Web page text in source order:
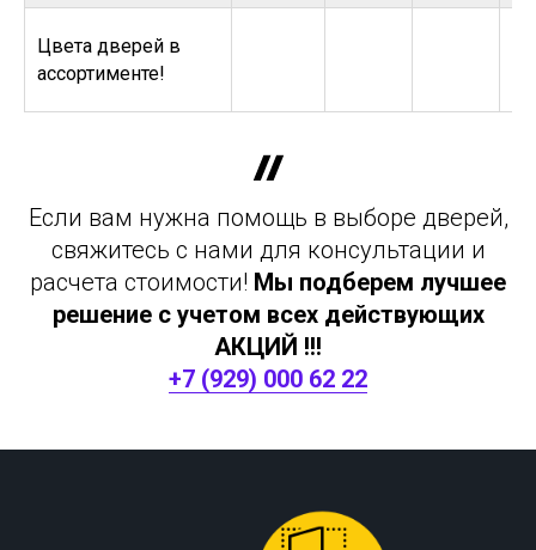
Цвета дверей в
ассортименте!
Если вам нужна помощь в выборе дверей,
свяжитесь с нами для консультации и
расчета стоимости! Мы подберем лучшее
решение с учетом всех действующих
АКЦИЙ !!!
+7 (929) 000 62 22